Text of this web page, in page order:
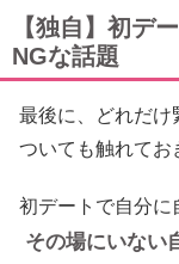
【独自】初デ
NGな話題
最後に、どれだけ
ついても触れてお
初デートで自分に
その場にいない